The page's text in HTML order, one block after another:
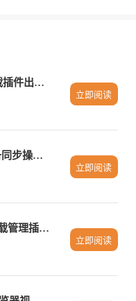
Google浏览器下载插件出现错误的处理流程
立即阅读
谷歌浏览器多设备同步操作技巧分享实操教程
立即阅读
Chrome浏览器下载管理插件组合效率优化方法
立即阅读